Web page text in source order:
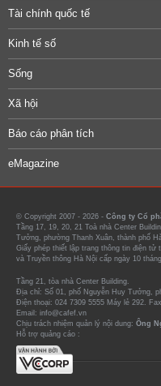
Tài chính quốc tế
Kinh tế số
Sống
Xã hội
Báo cáo phân tích
eMagazine
© Copyright 2007 - 2026 - Công ty Cổ
Tầng 17, 19, 20, 21 Toà nhà Center
Tưởng, phường Thanh Xuân, thành phố
Giấy phép thiết lập trang thông tin điện
và Truyền thông Hà Nội cấp ngày 10
Tầng 21, tòa nhà Center Building.
Địa chỉ: Số 01, phố Nguyễn Huy Tưởng,
Điện thoại: 024 7309 5555 Máy lẻ 292.
Email: info@cafef.vn
Chịu trách nhiệm quản lý nội dung: Ông
Hỗ trợ quảng cáo :